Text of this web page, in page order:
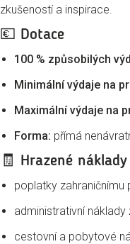
zkušeností a inspirace.
💶 Dotace
100 % způsobilých
Minimální výdaje na
Maximální výdaje na
Forma: přímá
🧾 Hrazené náklady
poplatky zahraničnímu
administrativní náklady
cestovní a pobytové